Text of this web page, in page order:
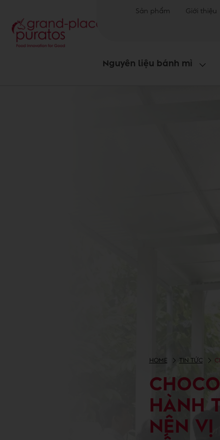
Sản phẩm Giới thiệu
Nguyên liệu bánh mì
HOME TIN TỨC
HÀNH
NÊN